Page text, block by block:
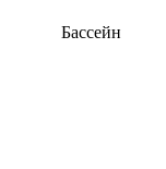
Бассейн